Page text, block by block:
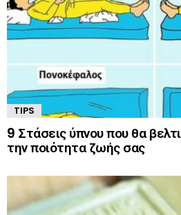
TIPS
9 Στάσεις ύπνου που θα
την ποιότητα ζωής σας